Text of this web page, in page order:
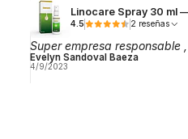
Linocare Spray 30 ml
4.5 2 reseñas
Super empresa responsable
Evelyn Sandoval Baeza
4/9/2023